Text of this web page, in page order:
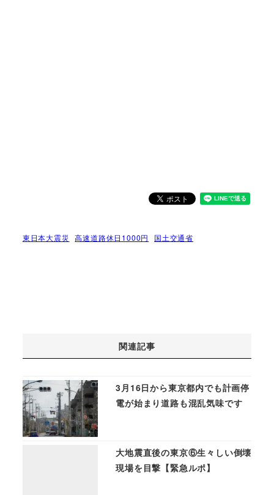
東日本大震災 高速道路休日1000円 国土交通省
関連記事
3月16日から東京都内でも計画停
電が始まり道路も混乱気味です
大地震直後の東京⑥生々しい倒壊
現場を目撃【緊急ルポ】